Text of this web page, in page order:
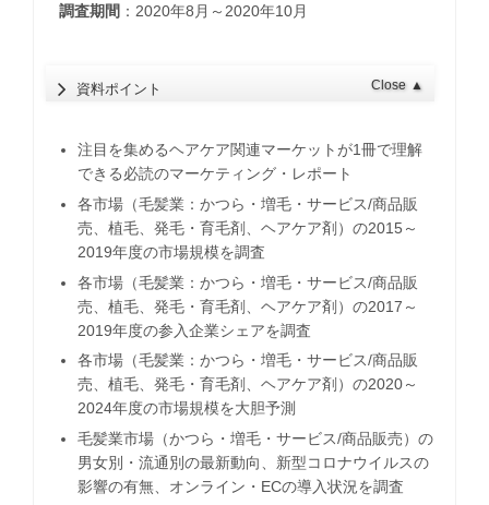
調査期間 ：2020年8月～2020年10月
資料ポイント Close ▲
注目を集めるヘアケア関連マーケットが1冊で理解
できる必読のマーケティング・レポート
各市場（毛髪業：かつら・増毛・サービス/商品販
売、植毛、発毛・育毛剤、ヘアケア剤）の2015～
2019年度の市場規模を調査
各市場（毛髪業：かつら・増毛・サービス/商品販
売、植毛、発毛・育毛剤、ヘアケア剤）の2017～
2019年度の参入企業シェアを調査
各市場（毛髪業：かつら・増毛・サービス/商品販
売、植毛、発毛・育毛剤、ヘアケア剤）の2020～
2024年度の市場規模を大胆予測
毛髪業市場（かつら・増毛・サービス/商品販売）の
男女別・流通別の最新動向、新型コロナウイルスの
影響の有無、オンライン・ECの導入状況を調査